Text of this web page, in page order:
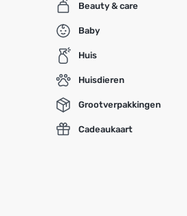
Beauty & care
Baby
Huis
Huisdieren
Grootverpakkingen
Cadeaukaart